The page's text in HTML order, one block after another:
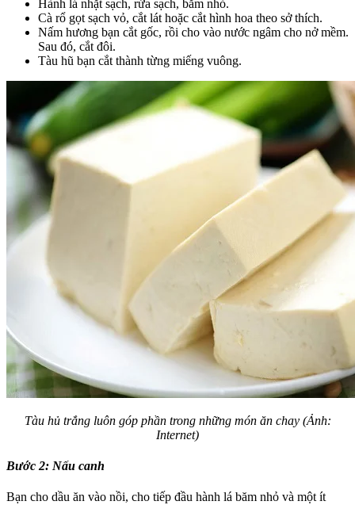
Hành lá nhặt sạch, rửa sạch, băm nhỏ.
Cà rổ gọt sạch vỏ, cắt lát hoặc cắt hình hoa theo sở thích.
Nấm hương bạn cắt gốc, rồi cho vào nước ngâm cho nở mềm.
Sau đó, cắt đôi.
Tàu hũ bạn cắt thành từng miếng vuông.
Tàu hủ trắng luôn góp phần trong những món ăn chay (Ảnh:
Internet)
Bước 2: Nấu canh
Bạn cho dầu ăn vào nồi, cho tiếp đầu hành lá băm nhỏ và một ít